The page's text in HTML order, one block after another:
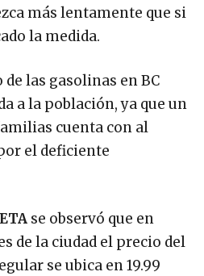
más lentamente que si
la medida.
las gasolinas en BC
a la población, ya que un
cuenta con al
el deficiente
se observó que en
de la ciudad el precio del
se ubica en 19.99